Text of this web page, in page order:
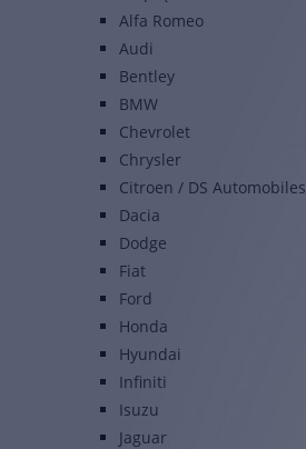
Alfa Romeo
Audi
Bentley
BMW
Chevrolet
Chrysler
Citroen / DS Automobiles
Dacia
Dodge
Fiat
Ford
Honda
Hyundai
Infiniti
Isuzu
Jaguar